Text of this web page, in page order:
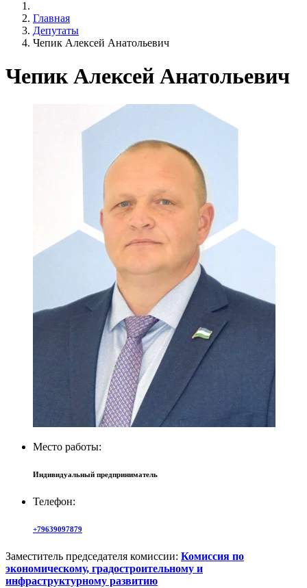
Главная
Депутаты
Чепик Алексей Анатольевич
Чепик Алексей Анатольевич
Место работы:
Индивидуальный предприниматель
Телефон:
+79639097879
Заместитель председателя комиссии: Комиссия по
экономическому, градостроительному и
инфраструктурному развитию